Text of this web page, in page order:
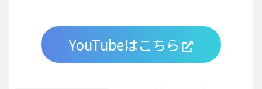
YouTubeはこちら